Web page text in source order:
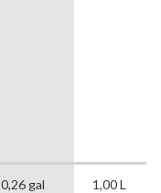
0,26 gal
1,00 L